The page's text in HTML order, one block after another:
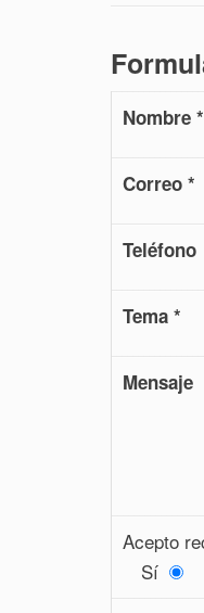
Nombre *
Correo *
Teléfono
Tema *
Mensaje
Acepto
Sí